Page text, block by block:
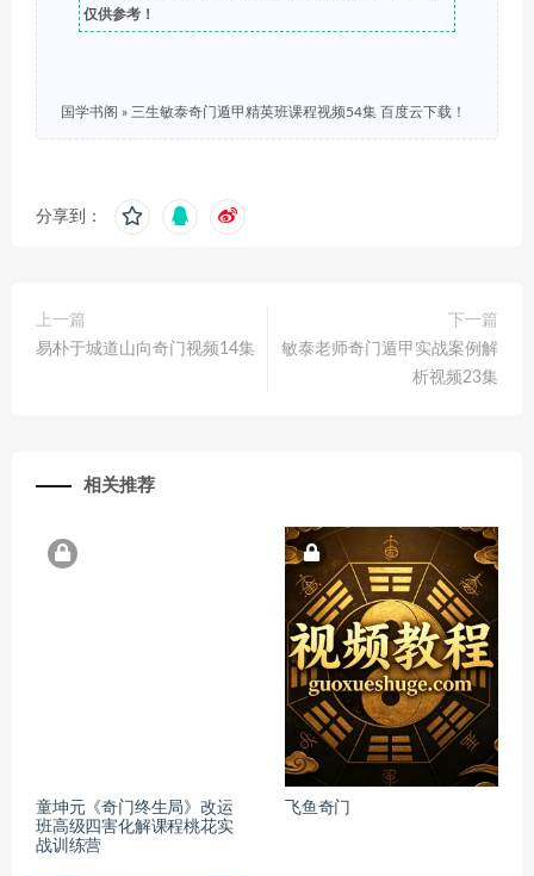
仅供参考！
国学书阁 » 三生敏泰奇门遁甲精英班课程视频54集 百度云下载！
分享到：
上一篇
易朴于城道山向奇门视频14集
下一篇
敏泰老师奇门遁甲实战案例解
析视频23集
相关推荐
童坤元《奇门终生局》改运
班高级四害化解课程桃花实
战训练营
飞鱼奇门